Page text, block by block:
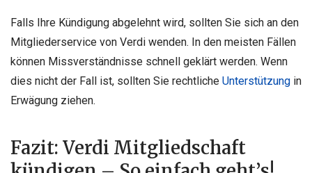
Falls Ihre Kündigung abgelehnt wird, sollten Sie sich an den
Mitgliederservice von Verdi wenden. In den meisten Fällen
können Missverständnisse schnell geklärt werden. Wenn
dies nicht der Fall ist, sollten Sie rechtliche Unterstützung in
Erwägung ziehen.
Fazit: Verdi Mitgliedschaft